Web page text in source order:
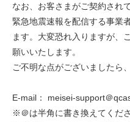
なお、お客さまがご契約され
緊急地震速報を配信する事業
ます。大変恐れ入りますが、
願いいたします。
ご不明な点がございましたら
E-mail： meisei-support＠
※＠は半角に書き換えてくだ